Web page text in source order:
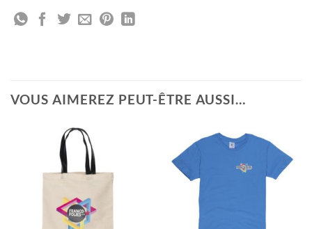
VOUS AIMEREZ PEUT-ÊTRE AUSSI…